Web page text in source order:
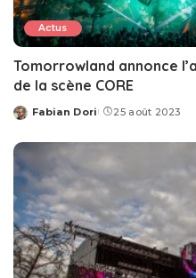
Actus
Tomorrowland annonce
de la scène CORE
Posted
Fabian Dori 25 août 2023